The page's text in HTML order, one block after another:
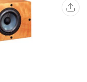
심